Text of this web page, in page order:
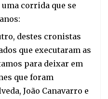
uma corrida que se
destes cronistas
que executaram as
para deixar em
que foram
João Canavarro e